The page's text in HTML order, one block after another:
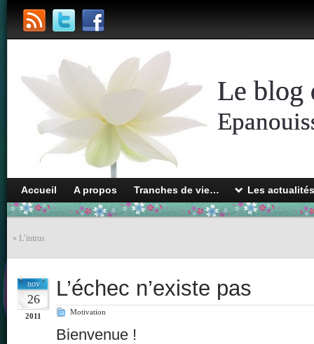
Le blog
Accueil A propos Tranches de vie… Les
« L’intrus
nov
26
2011
L’échec n’existe pas
Motivation
Bienvenue !